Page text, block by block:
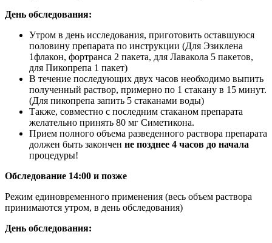
День обследования:
Утром в день исследования, приготовить оставшуюся
половину препарата по инструкции (Для Эзиклена
1флакон, фортранса 2 пакета, для Лавакола 5 пакетов,
для Пикопрепа 1 пакет)
В течение последующих двух часов необходимо выпить
полученный раствор, примерно по 1 стакану в 15 минут.
(Для пикопрепа запить 5 стаканами воды)
Также, совместно с последним стаканом препарата
желательно принять 80 мг Симетикона.
Прием полного объема разведенного раствора препарата
должен быть закончен не позднее 4 часов до начала
процедуры!
Обследование 14:00 и позже
Режим единовременного применения (весь объем раствора
принимаются утром, в день обследования)
День обследования: